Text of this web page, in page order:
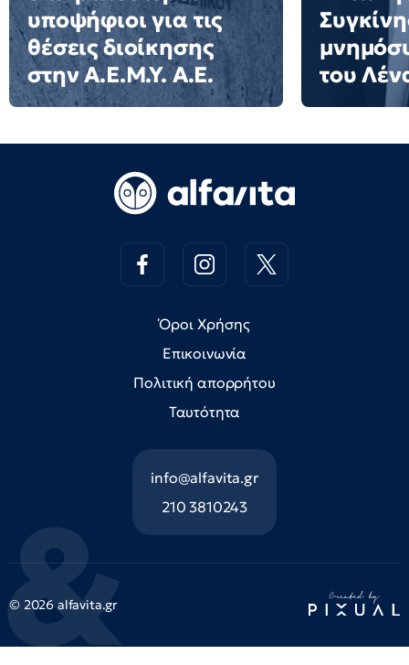
υποψήφιοι για τις
θέσεις διοίκησης
στην Α.Ε.Μ.Υ. Α.Ε.
του
Όροι Χρήσης
Επικοινωνία
Πολιτική απορρήτου
Ταυτότητα
info@alfavita.gr
210 3810243
© 2026 alfavita.gr